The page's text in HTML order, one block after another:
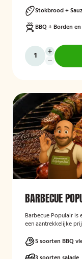
Stokbrood +
BBQ + Borden
BARBECUE
Barbecue Populair is
een aantrekkelijke
stokbrood.
meegeleverd en
genieten van een
5 soorten BBQ